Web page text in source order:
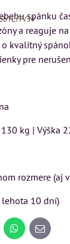
spánku
a reaguje
kvalitný
pre
kg | Výška
rozmere
10 dní)
WhatsApp
E-
mail
KUSU
klasickej
LONDON